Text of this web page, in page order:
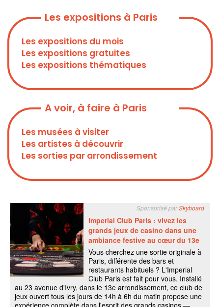
Les expositions à Paris
Les expositions du mois
Les expositions gratuites
Les expositions thématiques
A voir, à faire à Paris
Les musées à visiter
Les artistes à découvrir
Les sorties par arrondissement